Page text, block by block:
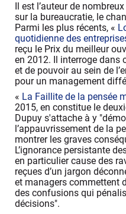
Il est l’auteur de
sur la bureaucratie, le
Parmi les plus récents, «
quotidienne des
reçu le Prix du meilleur
en 2012. Il interroge dans
et de pouvoir au sein de
pour un management
« La Faillite de la pensée
2015, en constitue le
Dupuy s'attache à y
l’appauvrissement de la
montrer les graves
L’ignorance persistante
en particulier cause des
reçues d’un jargon
et managers commettent
des confusions qui
décisions".